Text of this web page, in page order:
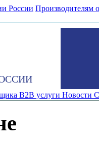
России Производителям
B2B услуги Новости